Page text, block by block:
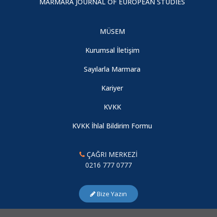
2022 MAH kapsamında Alman Akademik Değişim Servisi
2022 MAH kapsamında "Avrupa ve Türkiye’de Sağlıklı Yaşamı
2022 Marmara Avrupa Haftası Etkinlikleri kapsamında "Avrupa
MÜSEM
Kurumsal İletişim
Sayılarla Marmara
Kariyer
KVKK
KVKK İhlal Bildirim Formu
ÇAĞRI MERKEZİ
0216 777 0777
Bize Yazın